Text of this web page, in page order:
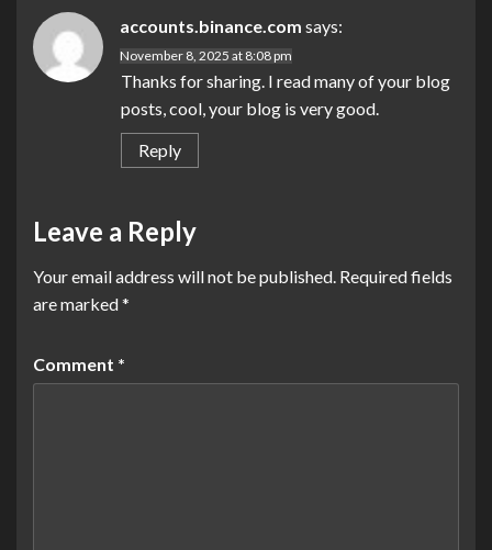
accounts.binance.com says:
November 8, 2025 at 8:08 pm
Thanks for sharing. I read many of your blog
posts, cool, your blog is very good.
Reply
Leave a Reply
Your email address will not be published. Required fields
are marked*
Comment *